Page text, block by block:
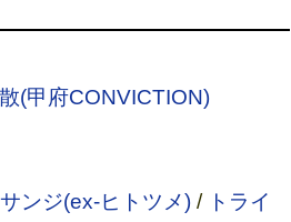
(甲府CONVICTION)
サンジ(ex-ヒトツメ)/ トライ